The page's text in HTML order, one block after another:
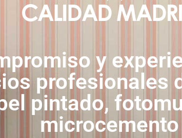
y
profesionales
pintado,
microcemento